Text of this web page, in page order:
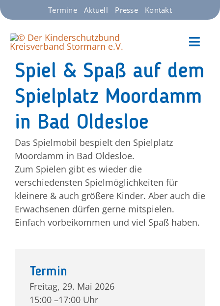
Zum
Inhalt
springen
Termine Aktuell Presse Kontakt
Spiel & Spaß auf dem
Spielplatz Moordamm
in Bad Oldesloe
Das Spielmobil bespielt den Spielplatz
Moordamm in Bad Oldesloe.
Zum Spielen gibt es wieder die
verschiedensten Spielmöglichkeiten für
kleinere & auch größere Kinder. Aber auch die
Erwachsenen dürfen gerne mitspielen.
Einfach vorbeikommen und viel Spaß haben.
Termin
Freitag, 29. Mai 2026
15:00 –17:00 Uhr